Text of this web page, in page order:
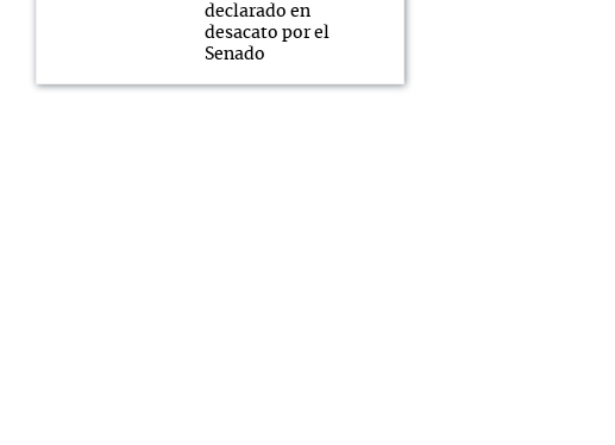
declarado en
desacato por el
Senado